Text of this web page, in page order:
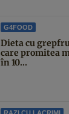
G4FOOD
Dieta cu
care promitea
în 10...